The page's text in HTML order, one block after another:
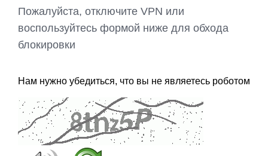
Пожалуйста, отключите VPN или
воспользуйтесь формой ниже для обхода
блокировки
Нам нужно убедиться, что вы не являетесь роботом